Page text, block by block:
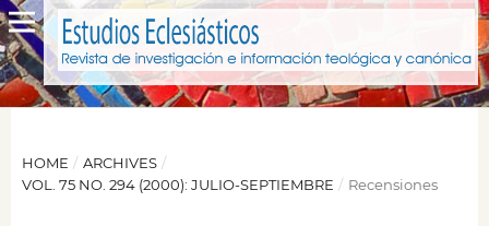
HOME / ARCHIVES /
VOL. 75 NO. 294 (2000): JULIO-SEPTIEMBRE / Recensiones